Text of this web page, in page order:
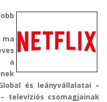
ma
a
és leányvállalatai –
televíziós csomagjainak